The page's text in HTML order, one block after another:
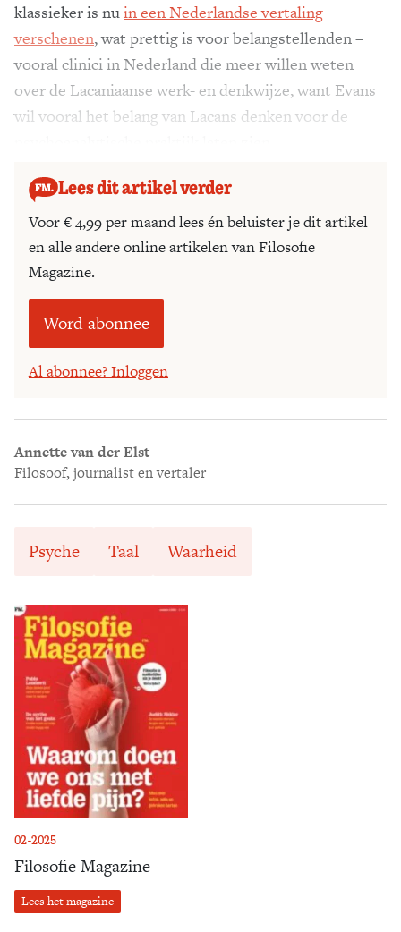
02-2025
Filosofie Magazine
Lees het magazine
klassieker is nuin een Nederlandse vertaling
verschenen, wat prettig is voor belangstellenden –
vooral clinici in Nederland die meer willen weten
over de Lacaniaanse werk- en denkwijze, want Evans
wil vooral het belang van Lacans denken voor de
Lees dit artikel verder
Voor € 4,99 per maand lees én beluister je dit artikel
en alle andere online artikelen van Filosofie
Magazine.
Word abonnee
Al abonnee? Inloggen
Annette van der Elst
Filosoof, journalist en vertaler
Psyche Taal Waarheid